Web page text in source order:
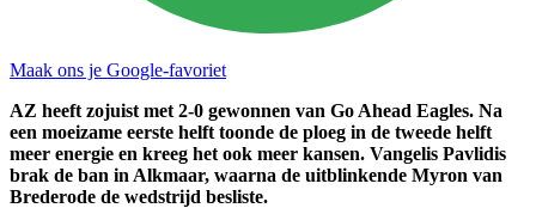
Maak ons je Google-favoriet
AZ heeft zojuist met 2-0 gewonnen van Go Ahead Eagles. Na
een moeizame eerste helft toonde de ploeg in de tweede helft
meer energie en kreeg het ook meer kansen. Vangelis Pavlidis
brak de ban in Alkmaar, waarna de uitblinkende Myron van
Brederode de wedstrijd besliste.